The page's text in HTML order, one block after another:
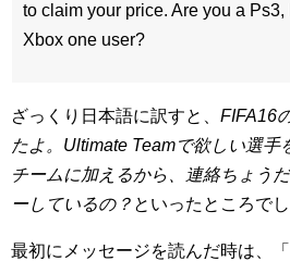
to claim your price. Are you a
Xbox one user?
ざっくり日本語に訳すと、 FIFA16
たよ。Ultimate Teamで欲しい選手
チームに加えるから、連絡ちょう
ーしているの？ といったところでし
最初にメッセージを読んだ時は、